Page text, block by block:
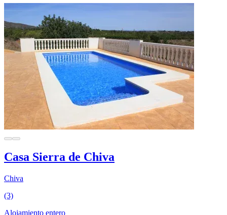
Casa Sierra de Chiva
Chiva
(3)
Alojamiento entero